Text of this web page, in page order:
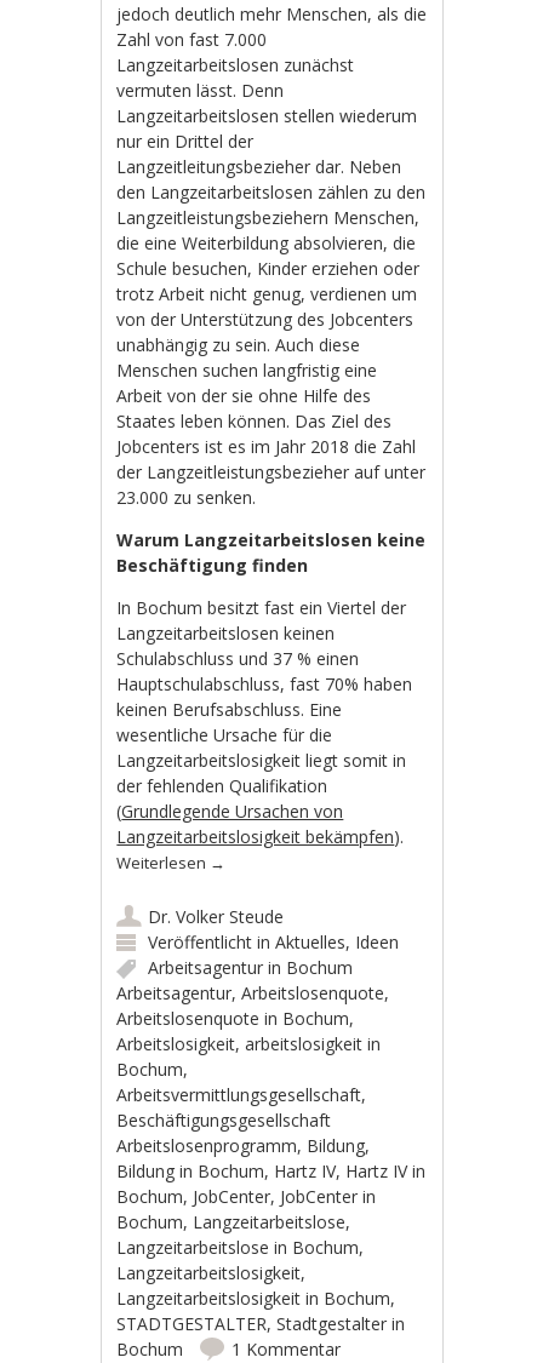
jedoch deutlich mehr Menschen, als die
Zahl von fast 7.000
Langzeitarbeitslosen zunächst
vermuten lässt. Denn
Langzeitarbeitslosen stellen wiederum
nur ein Drittel der
Langzeitleitungsbezieher dar. Neben
den Langzeitarbeitslosen zählen zu den
Langzeitleistungsbeziehern Menschen,
die eine Weiterbildung absolvieren, die
Schule besuchen, Kinder erziehen oder
trotz Arbeit nicht genug, verdienen um
von der Unterstützung des Jobcenters
unabhängig zu sein. Auch diese
Menschen suchen langfristig eine
Arbeit von der sie ohne Hilfe des
Staates leben können. Das Ziel des
Jobcenters ist es im Jahr 2018 die Zahl
der Langzeitleistungsbezieher auf unter
23.000 zu senken.
Warum Langzeitarbeitslosen keine
Beschäftigung finden
In Bochum besitzt fast ein Viertel der
Langzeitarbeitslosen keinen
Schulabschluss und 37 % einen
Hauptschulabschluss, fast 70% haben
keinen Berufsabschluss. Eine
wesentliche Ursache für die
Langzeitarbeitslosigkeit liegt somit in
der fehlenden Qualifikation
(Grundlegende Ursachen von
Langzeitarbeitslosigkeit bekämpfen).
Weiterlesen →
Dr. Volker Steude
Veröffentlicht inAktuelles, Ideen
Arbeitsagentur in Bochum
Arbeitsagentur,Arbeitslosenquote,
Arbeitslosenquote in Bochum,
Arbeitslosigkeit,arbeitslosigkeit in
Bochum,
Arbeitsvermittlungsgesellschaft,
Beschäftigungsgesellschaft
Arbeitslosenprogramm, Bildung,
Bildung in Bochum, Hartz IV, Hartz IV in
Bochum, JobCenter, JobCenter in
Bochum, Langzeitarbeitslose,
Langzeitarbeitslose in Bochum,
Langzeitarbeitslosigkeit,
Langzeitarbeitslosigkeit in Bochum,
STADTGESTALTER,Stadtgestalter in
Bochum
1 Kommentar